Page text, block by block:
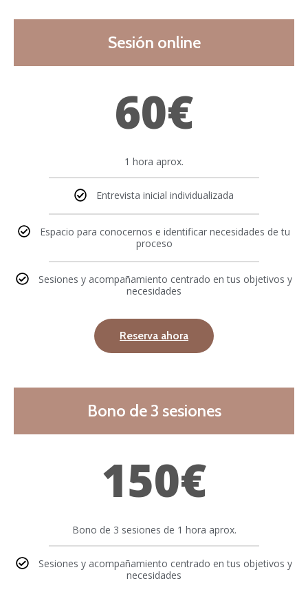
Sesión online
60€
1 hora aprox.
Entrevista inicial individualizada
Espacio para conocernos e identificar necesidades de tu
proceso
Sesiones y acompañamiento centrado en tus objetivos y
necesidades
Reserva ahora
Bono de 3 sesiones
150€
Bono de 3 sesiones de 1 hora aprox.
Sesiones y acompañamiento centrado en tus objetivos y
necesidades